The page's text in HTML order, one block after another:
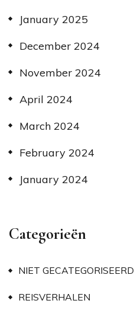
January 2025
December 2024
November 2024
April 2024
March 2024
February 2024
January 2024
Categorieën
NIET GECATEGORISEERD
REISVERHALEN